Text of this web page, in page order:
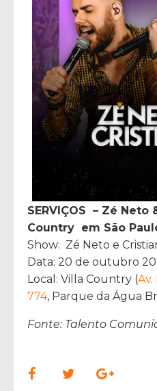
SERVIÇOS – Zé
Country em São
Show: Zé Neto e
Data: 20 de outubro
Local: Villa Country (Av.
774, Parque da Água
Fonte: Talento